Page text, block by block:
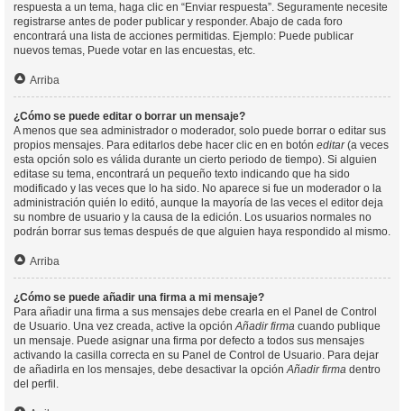
respuesta a un tema, haga clic en “Enviar respuesta”. Seguramente necesite
registrarse antes de poder publicar y responder. Abajo de cada foro
encontrará una lista de acciones permitidas. Ejemplo: Puede publicar
nuevos temas, Puede votar en las encuestas, etc.
Arriba
¿Cómo se puede editar o borrar un mensaje?
A menos que sea administrador o moderador, solo puede borrar o editar sus
propios mensajes. Para editarlos debe hacer clic en en botón editar(a veces
esta opción solo es válida durante un cierto periodo de tiempo). Si alguien
editase su tema, encontrará un pequeño texto indicando que ha sido
modificado y las veces que lo ha sido. No aparece si fue un moderador o la
administración quién lo editó, aunque la mayoría de las veces el editor deja
su nombre de usuario y la causa de la edición. Los usuarios normales no
podrán borrar sus temas después de que alguien haya respondido al mismo.
Arriba
¿Cómo se puede añadir una firma a mi mensaje?
Para añadir una firma a sus mensajes debe crearla en el Panel de Control
de Usuario. Una vez creada, active la opciónAñadir firma cuando publique
un mensaje. Puede asignar una firma por defecto a todos sus mensajes
activando la casilla correcta en su Panel de Control de Usuario. Para dejar
de añadirla en los mensajes, debe desactivar la opciónAñadir firma dentro
del perfil.